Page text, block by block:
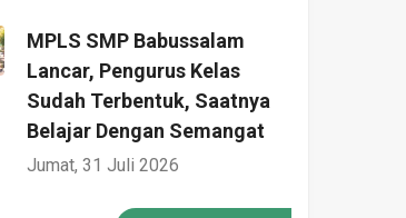
MPLS SMP Babussalam
Lancar, Pengurus Kelas
Sudah Terbentuk, Saatnya
Belajar Dengan Semangat
Jumat, 31 Juli 2026